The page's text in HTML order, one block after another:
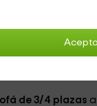
de 3/4 plazas